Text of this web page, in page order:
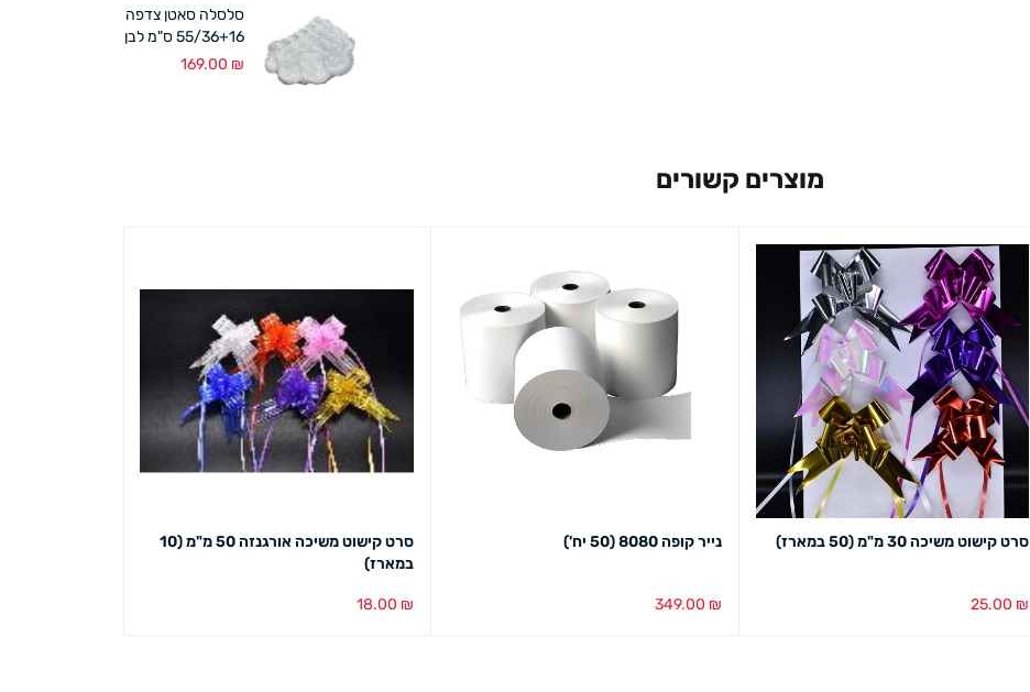
סלסלה סאטן צדפה
55/36+16 ס"מ לבן
169.00 ₪
מוצרים קשורים
סרט קישוט משיכה 30 מ"מ (50 במארז)
25.00 ₪
נייר קופה 8080 (50 יח')
349.00 ₪
סרט קישוט משיכה אורגנזה 50 מ"מ (10
במארז)
18.00 ₪